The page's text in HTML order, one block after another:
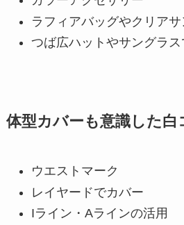
ラフィアバッグやクリア
つば広ハットやサングラ
体型カバーも意識した白
ウエストマーク
レイヤードでカバー
Iライン・Aラインの活用